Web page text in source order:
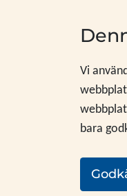
Vi
bara